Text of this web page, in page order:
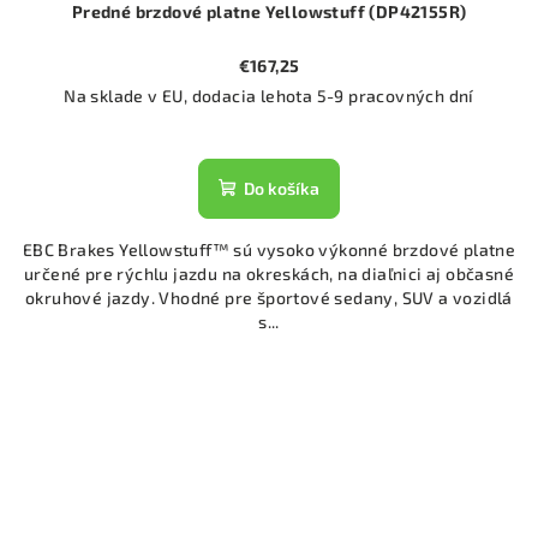
Predné brzdové platne Yellowstuff (DP42155R)
€167,25
Na sklade v EU, dodacia lehota 5-9 pracovných dní
Do košíka
EBC Brakes Yellowstuff™ sú vysoko výkonné brzdové platne
určené pre rýchlu jazdu na okreskách, na diaľnici aj občasné
okruhové jazdy. Vhodné pre športové sedany, SUV a vozidlá
s...